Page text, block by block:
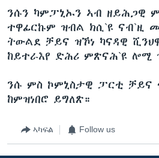
ንሱን ካምፓኒኡን ኣብ ዘይሕጋዊ
ተዋፊርኩም ዝብል ክሲ`ዩ ናብ`ዚ
ትውልደ ቻይና ዝኾነ ካናዳዊ
ከይተራእየ ድሕሪ ምጽናሕ`ዩ ሎሚ
ንሱ ምስ ኮምኒስታዊ ፓርቲ ቻይና
ከምዝነበሮ ይግለጽ።
ኣካፍል Follow us